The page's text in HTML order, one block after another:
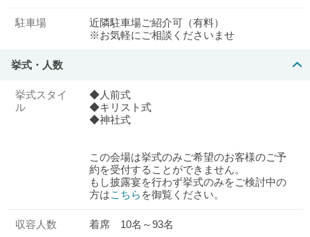
駐車場
近隣駐車場ご紹介可（有料）
※お気軽にご相談くださいませ
挙式・人数
挙式スタイ
ル
◆人前式
◆キリスト式
◆神社式
この会場は挙式のみご希望のお客様のご予
約を受付することができません。
もし披露宴を行わず挙式のみをご検討中の
方はこちら を御覧ください。
収容人数 着席 10名～93名